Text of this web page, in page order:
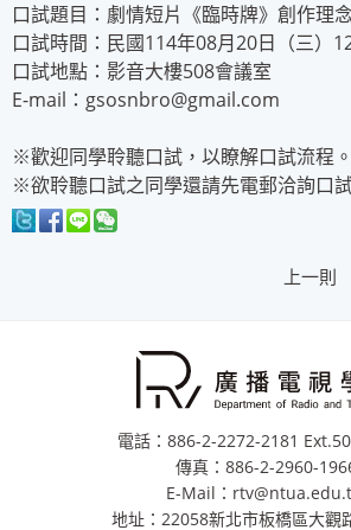
口試題目：劇情短片《臨時牌》創作理
口試時間：民國114年08月20日（三）
口試地點：影音大樓508會議室
E-mail：gsosnbro@gmail.com
※歡迎同學聆聽口試，以瞭解口試流程。
※欲聆聽口試之同學還請先電郵洽詢口
上一則
電話：886-2-2272-2181
傳真：886-2-2960-
E-Mail：
地址：22058新北市板橋區大觀